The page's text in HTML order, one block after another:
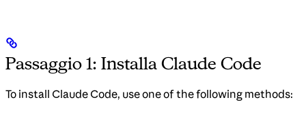
Passaggio 1: Installa Claude Code
To install Claude Code, use one of the following methods: